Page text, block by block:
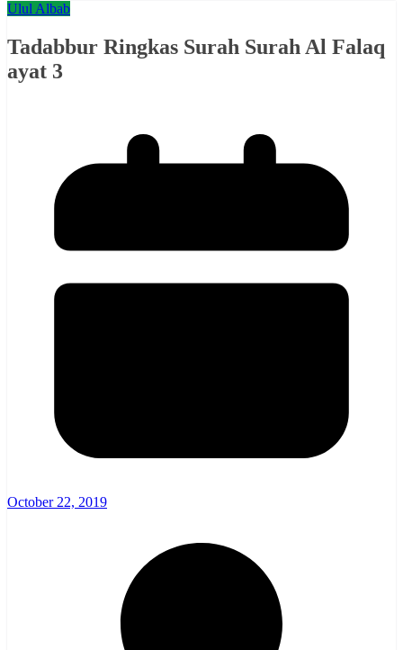
Ulul Albab
Tadabbur Ringkas Surah Surah Al Falaq
ayat 3
October 22, 2019